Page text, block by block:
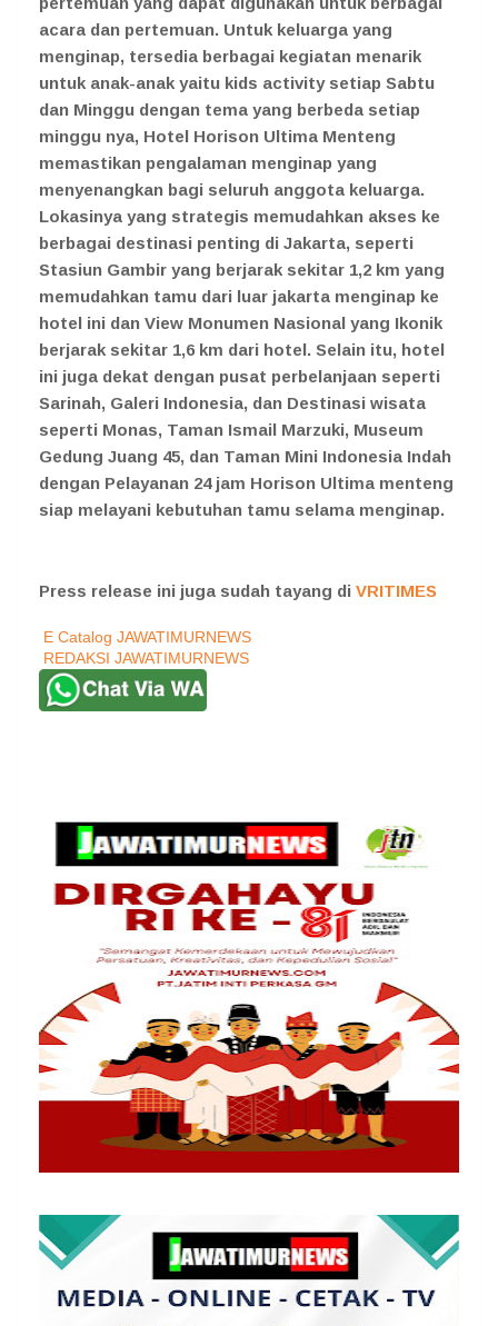
acara dan pertemuan. Untuk keluarga yang
menginap, tersedia berbagai kegiatan menarik
untuk anak-anak yaitu kids activity setiap Sabtu
dan Minggu dengan tema yang berbeda setiap
minggu nya, Hotel Horison Ultima Menteng
memastikan pengalaman menginap yang
menyenangkan bagi seluruh anggota keluarga.
Lokasinya yang strategis memudahkan akses ke
berbagai destinasi penting di Jakarta, seperti
Stasiun Gambir yang berjarak sekitar 1,2 km yang
memudahkan tamu dari luar jakarta menginap ke
hotel ini dan View Monumen Nasional yang Ikonik
berjarak sekitar 1,6 km dari hotel. Selain itu, hotel
ini juga dekat dengan pusat perbelanjaan seperti
Sarinah, Galeri Indonesia, dan Destinasi wisata
seperti Monas, Taman Ismail Marzuki, Museum
Gedung Juang 45, dan Taman Mini Indonesia Indah
dengan Pelayanan 24 jam Horison Ultima menteng
siap melayani kebutuhan tamu selama menginap.
Press release ini juga sudah tayang di VRITIMES
E Catalog JAWATIMURNEWS
REDAKSI JAWATIMURNEWS